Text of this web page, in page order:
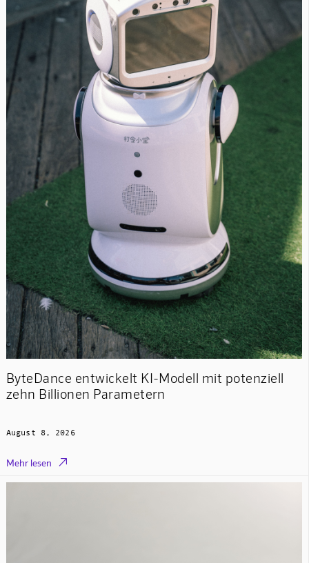
ByteDance entwickelt KI-Modell mit potenziell
zehn Billionen Parametern
August 8, 2026
Mehr lesen 